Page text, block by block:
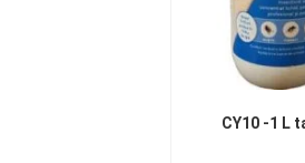
CY10 -1 L